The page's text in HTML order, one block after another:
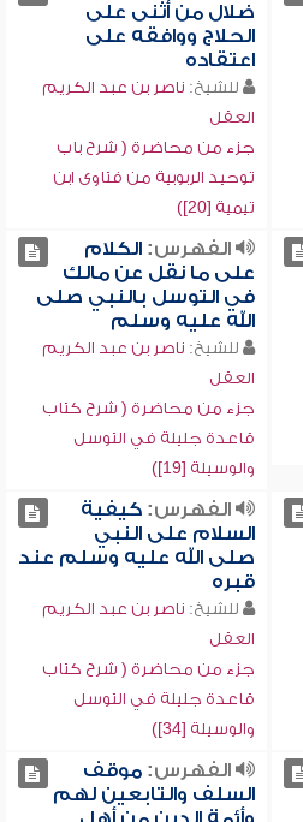
ضلال من أثنى على
الحلاج ووافقه على
اعتقاده
للشيخ: ناصر بن عبد الكريم
العقل
جزء من محاضرة ( شرح باب
توحيد الربوبية من فتاوى ابن
تيمية [20])
الفهرس:الكلام
على ما نقل عن مالك
في التوسل بالنبي صلى
الله عليه وسلم
للشيخ: ناصر بن عبد الكريم
العقل
جزء من محاضرة ( شرح كتاب
قاعدة جليلة في التوسل
والوسيلة [19])
الفهرس:كيفية
السلام على النبي
صلى الله عليه وسلم عند
قبره
للشيخ: ناصر بن عبد الكريم
العقل
جزء من محاضرة ( شرح كتاب
قاعدة جليلة في التوسل
والوسيلة [34])
الفهرس:موقف
السلف والتابعين لهم